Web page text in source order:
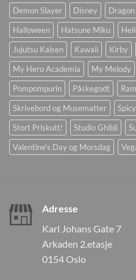
Demon Slayer
Disney Dragon
Halloween
Hatsune Miku
Jujutsu Kaisen
Kawaii Kirby
My Hero Academia
My Melody
Pompompurin
Påskegodt
Skrivebord og Musematter
Spicy
Stort Priskutt!
Studio Ghibli
Valentine's Day og Morsdag
Adresse
Karl Johans Gate 7
Arkaden 2.etasje
0154 Oslo